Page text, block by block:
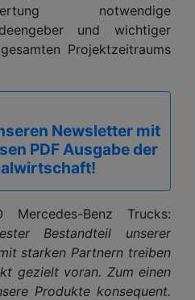
notwendige
und wichtiger
Projektzeitraums
Newsletter mit
PDF Ausgabe der
Mercedes-Benz Trucks:
Bestandteil unserer
starken Partnern treiben
gezielt voran. Zum einen
Produkte konsequent.